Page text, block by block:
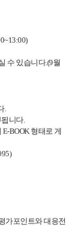
수 있습니다.(9월
.
니다.
BOOK 형태로 게
가포인트와 대응전